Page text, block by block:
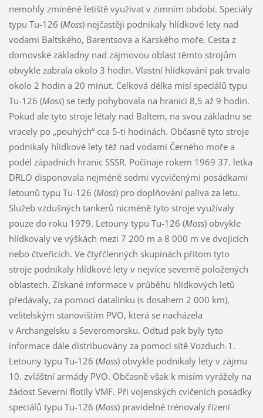
nemohly zmíněné letiště využívat v zimním období. Speciály
typu Tu-126 (Moss) nejčastěji podnikaly hlídkové lety nad
vodami Baltského, Barentsova a Karského moře. Cesta z
domovské základny nad zájmovou oblast těmto strojům
obvykle zabrala okolo 3 hodin. Vlastní hlídkování pak trvalo
okolo 2 hodin a 20 minut. Celková délka misí speciálů typu
Tu-126 (Moss) se tedy pohybovala na hranici 8,5 až 9 hodin.
Pokud ale tyto stroje létaly nad Baltem, na svou základnu se
vracely po „pouhých“ cca 5-ti hodinách. Občasně tyto stroje
podnikaly hlídkové lety též nad vodami Černého moře a
podél západních hranic SSSR. Počínaje rokem 1969 37. letka
DRLO disponovala nejméně sedmi vycvičenými posádkami
letounů typu Tu-126 (Moss) pro doplňování paliva za letu.
Služeb vzdušných tankerů nicméně tyto stroje využívaly
pouze do roku 1979. Letouny typu Tu-126 (Moss) obvykle
hlídkovaly ve výškách mezi 7 200 m a 8 000 m ve dvojicích
nebo čtveřicích. Ve čtyřčlenných skupinách přitom tyto
stroje podnikaly hlídkové lety v nejvíce severně položených
oblastech. Získané informace v průběhu hlídkových letů
předávaly, za pomoci datalinku (s dosahem 2 000 km),
velitelským stanovištím PVO, která se nacházela
v Archangelsku a Severomorsku. Odtud pak byly tyto
informace dále distribuovány za pomoci sítě Vozduch-1.
Letouny typu Tu-126 (Moss) obvykle podnikaly lety v zájmu
10. zvláštní armády PVO. Občasně však k misím vyrážely na
žádost Severní flotily VMF. Při vojenských cvičeních posádky
speciálů typu Tu-126 (Moss) pravidelně trénovaly řízení